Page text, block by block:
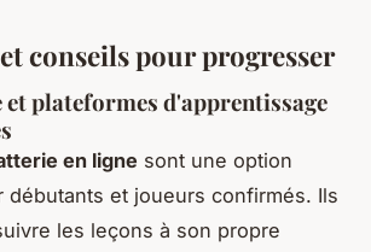
conseils pour progresser
et plateformes d'apprentissage
en ligne sont une option
débutants et joueurs confirmés. Ils
les leçons à son propre